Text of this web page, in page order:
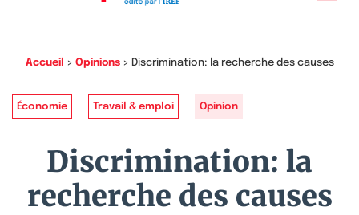
Accueil > Opinions> Discrimination: la recherche des causes
Économie Travail & emploi Opinion
Discrimination: la
recherche des causes